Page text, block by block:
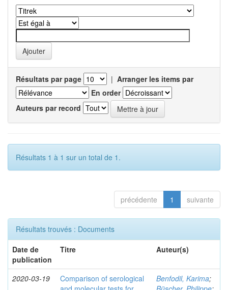
Résultats par page | Arranger les items par
En order
Auteurs par record
Résultats 1 à 1 sur un total de 1.
précédente 1 suivante
Résultats trouvés : Documents
Date de
publication
Titre Auteur(s)
2020-03-19
Comparison of serological
Benfodil, Karima;